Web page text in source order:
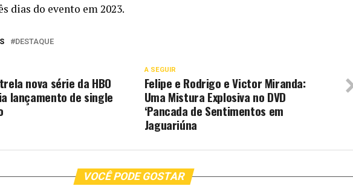
dias do evento em 2023.
DESTAQUE
A SEGUIR
Felipe e Rodrigo e Victor Miranda:
Uma Mistura Explosiva no DVD
‘Pancada de Sentimentos em
Jaguariúna
nova série da HBO
lançamento de single
VOCÊ PODE GOSTAR